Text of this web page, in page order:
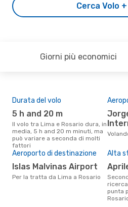
Cerca Volo
Giorni più economici
Durata del volo
5 h and 20 m
Il volo tra Lima e Rosario dura, in
media, 5 h and 20 m minuti, ma
può variare a seconda di molti
fattori
Jorge Chavez
Aeroporto di destinazione
Islas Malvinas Airport
Per la tratta da Lima a Rosario
Alta
Secondo i dati della nostra
punta